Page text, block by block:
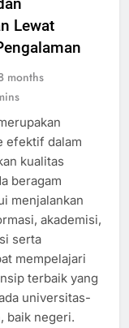
Lewat
months
efektif dalam
kualitas
beragam
menjalankan
akademisi,
serta
mempelajari
terbaik yang
universitas-
baik negeri.